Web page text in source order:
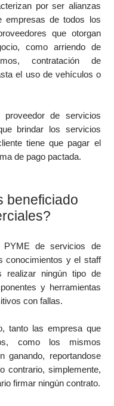
por ser alianzas
empresas de todos los
que otorgan
como arriendo de
contratación de
el uso de vehículos o
de servicios
brindar los servicios
tiene que pagar el
de pago pactada.
beneficiado
de servicios de
conocimientos y el staff
realizar ningún tipo de
y herramientas
con fallas.
tanto las empresa que
como los mismos
ganando, reportandose
contrario, simplemente,
firmar ningún contrato.